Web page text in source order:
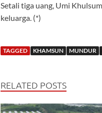
Setali tiga uang, Umi
keluarga. (*)
TAGGED KHAMSUN MUNDUR
RELATED POSTS